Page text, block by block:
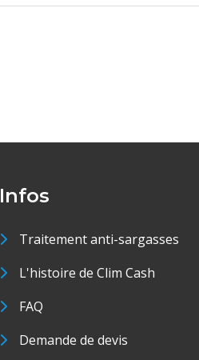
Infos
Traitement anti-sargasses
L'histoire de Clim Cash
FAQ
Demande de devis